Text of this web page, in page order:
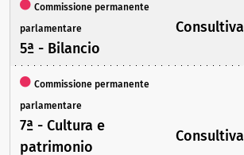
Commissione permanente
parlamentare
5ª - Bilancio
Consultiva
Commissione permanente
parlamentare
7ª - Cultura e
patrimonio
Consultiva